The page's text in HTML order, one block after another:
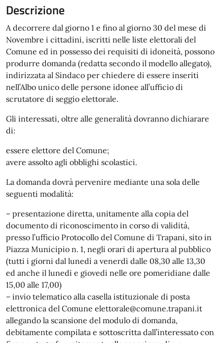
Descrizione
A decorrere dal giorno 1 e fino al giorno 30 del mese di
Novembre i cittadini, iscritti nelle liste elettorali del
Comune ed in possesso dei requisiti di idoneità, possono
produrre domanda (redatta secondo il modello allegato),
indirizzata al Sindaco per chiedere di essere inseriti
nell’Albo unico delle persone idonee all’ufficio di
scrutatore di seggio elettorale.
Gli interessati, oltre alle generalità dovranno dichiarare
di:
essere elettore del Comune;
avere assolto agli obblighi scolastici.
La domanda dovrà pervenire mediante una sola delle
seguenti modalità:
– presentazione diretta, unitamente alla copia del
documento di riconoscimento in corso di validità,
presso l’ufficio Protocollo del Comune di Trapani, sito in
Piazza Municipio n. 1, negli orari di apertura al pubblico
(tutti i giorni dal lunedì a venerdì dalle 08,30 alle 13,30
ed anche il lunedì e giovedì nelle ore pomeridiane dalle
15,00 alle 17,00)
– invio telematico alla casella istituzionale di posta
elettronica del Comune elettorale@comune.trapani.it
allegando la scansione del modulo di domanda,
debitamente compilata e sottoscritta dall’interessato con